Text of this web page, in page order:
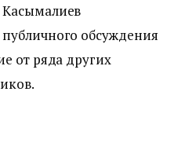
обсуждения
от ряда других